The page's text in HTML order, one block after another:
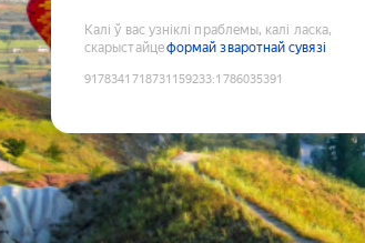
Калі ў вас узніклі праблемы, калі ласка,
скарыстайцеформай зваротнай сувязі
9178341718731159233:1786035391